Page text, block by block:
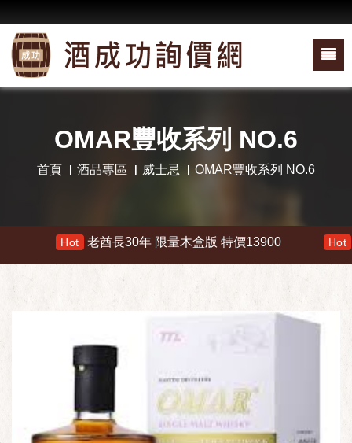
OMAR豐收系列 NO.6
首頁 酒品專區 威士忌 OMAR豐收系列 NO.6
老酋長30年 限量木盒版 特價13900 響